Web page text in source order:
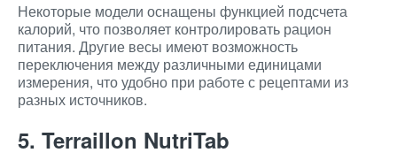
Некоторые модели оснащены функцией подсчета
калорий, что позволяет контролировать рацион
питания. Другие весы имеют возможность
переключения между различными единицами
измерения, что удобно при работе с рецептами из
разных источников.
5. Terraillon NutriTab